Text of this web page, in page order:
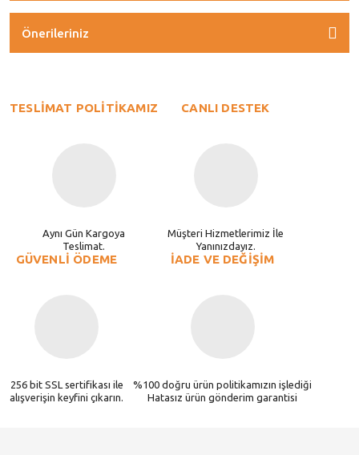
Önerileriniz
TESLİMAT POLİTİKAMIZ
Aynı Gün Kargoya
Teslimat.
CANLI DESTEK
Müşteri Hizmetlerimiz İle
Yanınızdayız.
GÜVENLİ ÖDEME
256 bit SSL sertifikası ile
alışverişin keyfini çıkarın.
İADE VE DEĞİŞİM
%100 doğru ürün politikamızın işlediği
Hatasız ürün gönderim garantisi